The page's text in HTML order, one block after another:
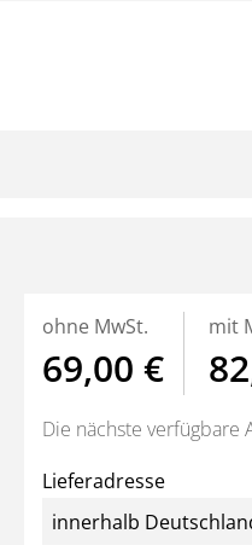
ohne MwSt.
69,00 €
mit
Die nächste verfügbare
Lieferadresse